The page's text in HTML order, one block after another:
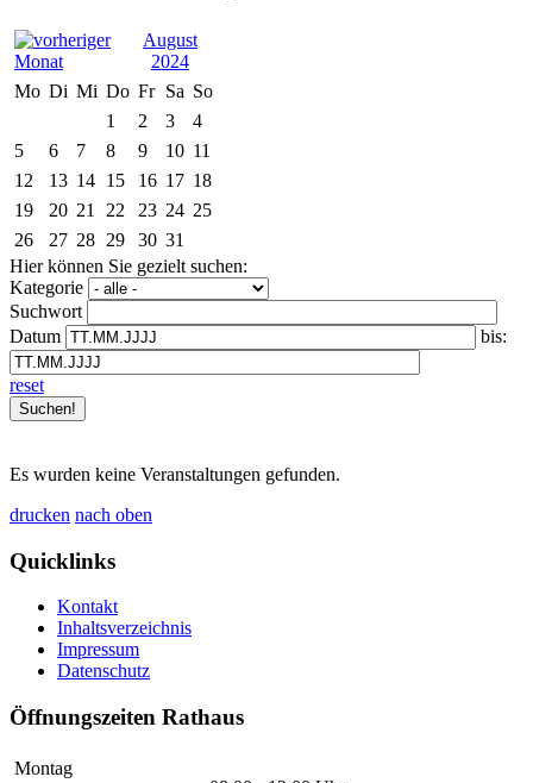
August
2024
Mo Di Mi Do Fr Sa So
1
2 3
4
5
6 7 8 9 10 11
12
13 14 15 16 17 18
19
20 21 22 23 24 25
26
27 28 29 30 31
Hier können Sie gezielt suchen:
Kategorie
Suchwort
Datum
bis:
reset
Es wurden keine Veranstaltungen gefunden.
drucken nach oben
Quicklinks
Kontakt
Inhaltsverzeichnis
Impressum
Datenschutz
Öffnungszeiten Rathaus
Montag